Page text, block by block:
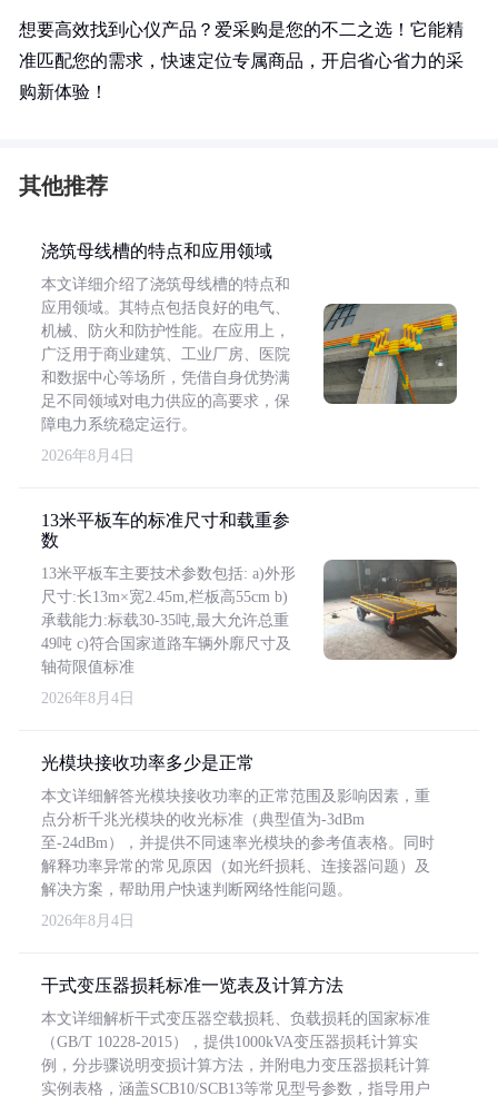
想要高效找到心仪产品？爱采购是您的不二之选！它能精
准匹配您的需求，快速定位专属商品，开启省心省力的采
购新体验！
其他推荐
浇筑母线槽的特点和应用领域
本文详细介绍了浇筑母线槽的特点和
应用领域。其特点包括良好的电气、
机械、防火和防护性能。在应用上，
广泛用于商业建筑、工业厂房、医院
和数据中心等场所，凭借自身优势满
足不同领域对电力供应的高要求，保
障电力系统稳定运行。
2026年8月4日
13米平板车的标准尺寸和载重参
数
13米平板车主要技术参数包括: a)外形
尺寸:长13m×宽2.45m,栏板高55cm b)
承载能力:标载30-35吨,最大允许总重
49吨 c)符合国家道路车辆外廓尺寸及
轴荷限值标准
2026年8月4日
光模块接收功率多少是正常
本文详细解答光模块接收功率的正常范围及影响因素，重
点分析千兆光模块的收光标准（典型值为-3dBm
至-24dBm），并提供不同速率光模块的参考值表格。同时
解释功率异常的常见原因（如光纤损耗、连接器问题）及
解决方案，帮助用户快速判断网络性能问题。
2026年8月4日
干式变压器损耗标准一览表及计算方法
本文详细解析干式变压器空载损耗、负载损耗的国家标准
（GB/T 10228-2015），提供1000kVA变压器损耗计算实
例，分步骤说明变损计算方法，并附电力变压器损耗计算
实例表格，涵盖SCB10/SCB13等常见型号参数，指导用户